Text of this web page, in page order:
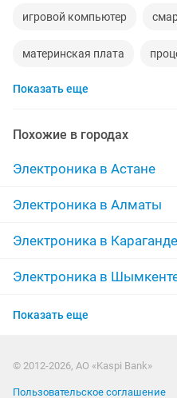
игровой компьютер
материнская плата
стиральная машина
geforce gtx колонки
ремонт холодильников
кислородный концентратор
Показать еще
Похожие в городах
Электроника в Астане
Электроника в Алматы
Электроника в Караганде
Электроника в
Электроника в Усть-
Электроника в Таразе
Показать еще
© 2012-2026, АО «Kaspi Bank»
Пользовательское соглашение